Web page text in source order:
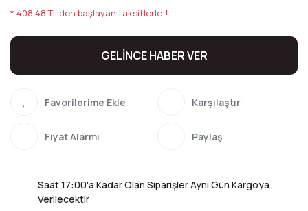
* 408,48 TL den başlayan taksitlerle!!
GELİNCE HABER VER
Karşılaştır
Fiyat Alarmı Paylaş
Saat 17:00'a Kadar Olan Siparişler Aynı Gün Kargoya
Verilecektir